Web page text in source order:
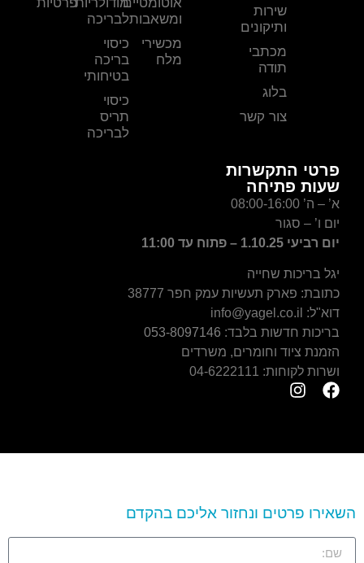
שירות
ותיקונים
מכתבי
תודה
בלוג
צור קשר
ומשאבות
מכשירי
מלח
לבריכה
כיסוי
בריכה
בטיחותי
כיסוי
תריס
לבריכה
פרטי התקשרות
שעות פתיחה
א’ – ה’ 08:00-16:00
יום ו’ – סגור
יום רביעי 1.10.25 – פתוח עד 11:00
יגל בריכות שחייה
כתובת: פארק תעשיות עמק חפר 38777
דוא"ל: info@yagel.co.il
בריכות חדשות בלבד: 053-8097146
הזמנת ציוד וחומרים, משרדים
ושרות לקוחות: 04-6222111
השאירו פרטים ונחזור אליכם בהקדם